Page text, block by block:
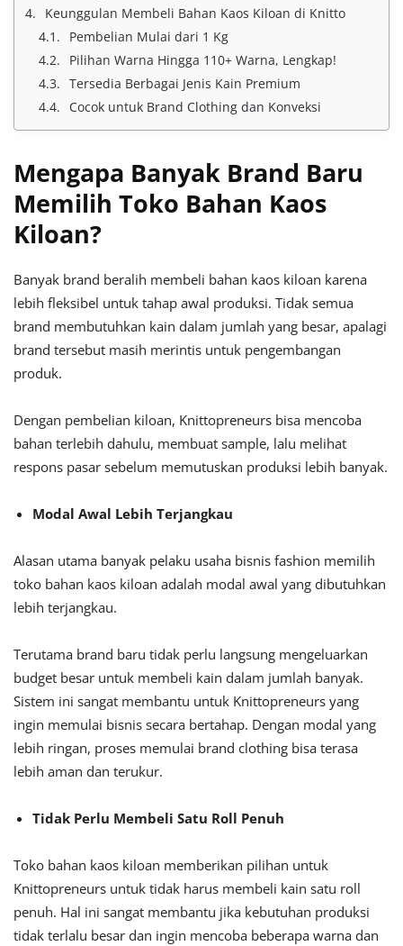
Keunggulan Membeli Bahan Kaos Kiloan di Knitto
Pembelian Mulai dari 1 Kg
Pilihan Warna Hingga 110+ Warna, Lengkap!
Tersedia Berbagai Jenis Kain Premium
Cocok untuk Brand Clothing dan Konveksi
Mengapa Banyak Brand Baru
Memilih Toko Bahan Kaos
Kiloan?
Banyak brand beralih membeli bahan kaos kiloan karena
lebih fleksibel untuk tahap awal produksi. Tidak semua
brand membutuhkan kain dalam jumlah yang besar, apalagi
brand tersebut masih merintis untuk pengembangan
produk.
Dengan pembelian kiloan, Knittopreneurs bisa mencoba
bahan terlebih dahulu, membuat sample, lalu melihat
respons pasar sebelum memutuskan produksi lebih banyak.
Modal Awal Lebih Terjangkau
Alasan utama banyak pelaku usaha bisnis fashion memilih
toko bahan kaos kiloan adalah modal awal yang dibutuhkan
lebih terjangkau.
Terutama brand baru tidak perlu langsung mengeluarkan
budget besar untuk membeli kain dalam jumlah banyak.
Sistem ini sangat membantu untuk Knittopreneurs yang
ingin memulai bisnis secara bertahap. Dengan modal yang
lebih ringan, proses memulai brand clothing bisa terasa
lebih aman dan terukur.
Tidak Perlu Membeli Satu Roll Penuh
Toko bahan kaos kiloan memberikan pilihan untuk
Knittopreneurs untuk tidak harus membeli kain satu roll
penuh. Hal ini sangat membantu jika kebutuhan produksi
tidak terlalu besar dan ingin mencoba beberapa warna dan